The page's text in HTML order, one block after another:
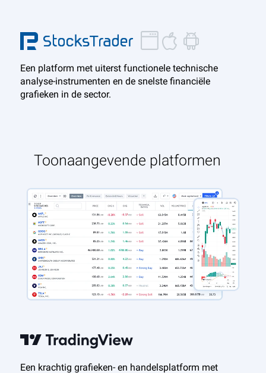
Een platform met uiterst functionele technische
analyse-instrumenten en de snelste financiële
grafieken in de sector.
Toonaangevende platformen
Een krachtig grafieken- en handelsplatform met